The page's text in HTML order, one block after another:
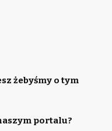
żebyśmy o tym
portalu?